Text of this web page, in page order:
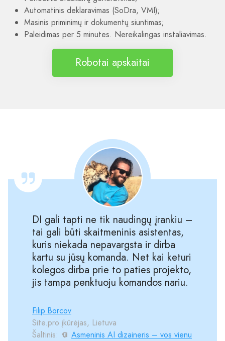
Automatinis deklaravimas (SoDra, VMI);
Masinis priminimų ir dokumentų siuntimas;
Paleidimas per 5 minutes. Nereikalingas instaliavimas.
Robotai apskaitai
DI gali tapti ne tik naudingų įrankiu –
tai gali būti skaitmeninis asistentas,
kuris niekada nepavargsta ir dirba
kartu su jūsų komanda. Net kai keturi
kolegos dirba prie to paties projekto,
jis tampa penktuoju komandos nariu.
Filip Borcov
Site.pro įkūrėjas, Lietuva
Šaltinis:
Asmeninis AI dizaineris – vos vienu